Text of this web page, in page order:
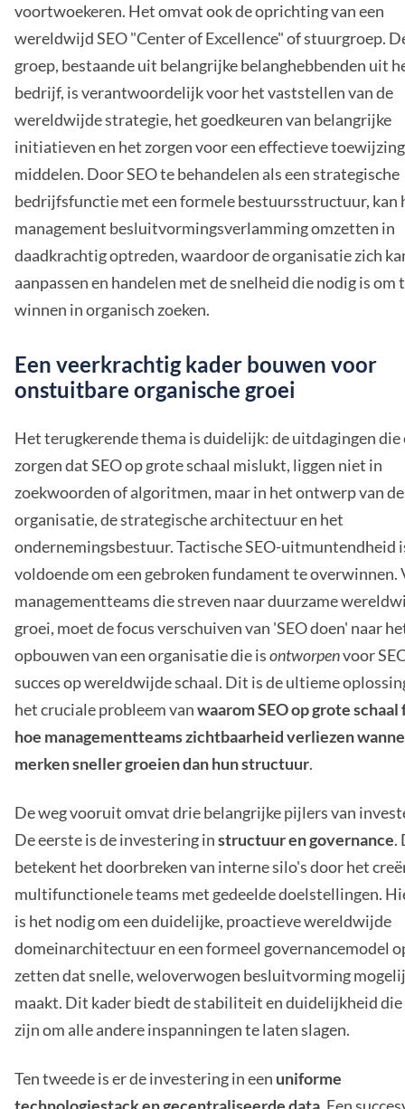
voortwoekeren. Het omvat ook de oprichting van een
wereldwijd SEO "Center of Excellence" of stuurgroep.
groep, bestaande uit belangrijke belanghebbenden uit
bedrijf, is verantwoordelijk voor het vaststellen van de
wereldwijde strategie, het goedkeuren van belangrijke
initiatieven en het zorgen voor een effectieve
middelen. Door SEO te behandelen als een strategische
bedrijfsfunctie met een formele bestuursstructuur, kan
management besluitvormingsverlamming omzetten in
daadkrachtig optreden, waardoor de organisatie zich
aanpassen en handelen met de snelheid die nodig is om
winnen in organisch zoeken.
Een veerkrachtig kader bouwen voor
onstuitbare organische groei
Het terugkerende thema is duidelijk: de uitdagingen
zorgen dat SEO op grote schaal mislukt, liggen niet in
zoekwoorden of algoritmen, maar in het ontwerp van de
organisatie, de strategische architectuur en het
ondernemingsbestuur. Tactische SEO-uitmuntendheid
voldoende om een gebroken fundament te overwinnen.
managementteams die streven naar duurzame
groei, moet de focus verschuiven van 'SEO doen' naar
opbouwen van een organisatie die isontworpenvoor
succes op wereldwijde schaal. Dit is de ultieme
het cruciale probleem vanwaarom SEO op grote schaal
hoe managementteams zichtbaarheid verliezen
merken sneller groeien dan hun structuur.
De weg vooruit omvat drie belangrijke pijlers van
De eerste is de investering instructuur en governance.
betekent het doorbreken van interne silo's door het
multifunctionele teams met gedeelde doelstellingen.
is het nodig om een duidelijke, proactieve wereldwijde
domeinarchitectuur en een formeel governancemodel
zetten dat snelle, weloverwogen besluitvorming
maakt. Dit kader biedt de stabiliteit en duidelijkheid
zijn om alle andere inspanningen te laten slagen.
Ten tweede is er de investering in een uniforme